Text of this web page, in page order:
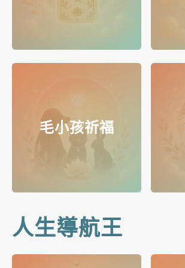
毛小孩祈福
人生導航王